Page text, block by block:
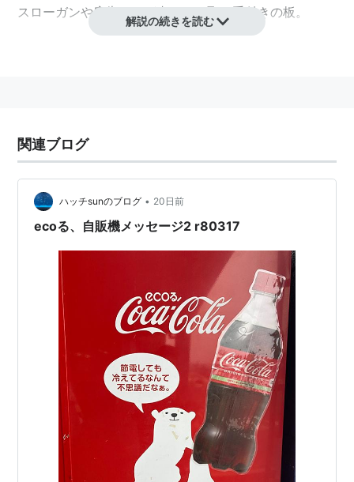
スローガンや広告などが書かれた取っ手付きの板。
解説の続きを読む
関連ブログ
ハッチsunのブログ • 20日前
ecoる、自販機メッセージ2 r80317